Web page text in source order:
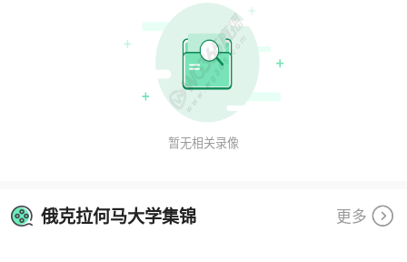
暂无相关录像
俄克拉何马大学集锦 更多